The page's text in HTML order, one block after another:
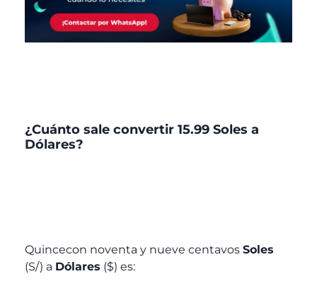
¿Cuánto sale convertir 15.99 Soles a
Dólares?
Quincecon noventa y nueve centavos Soles
(S/) a Dólares ($) es: